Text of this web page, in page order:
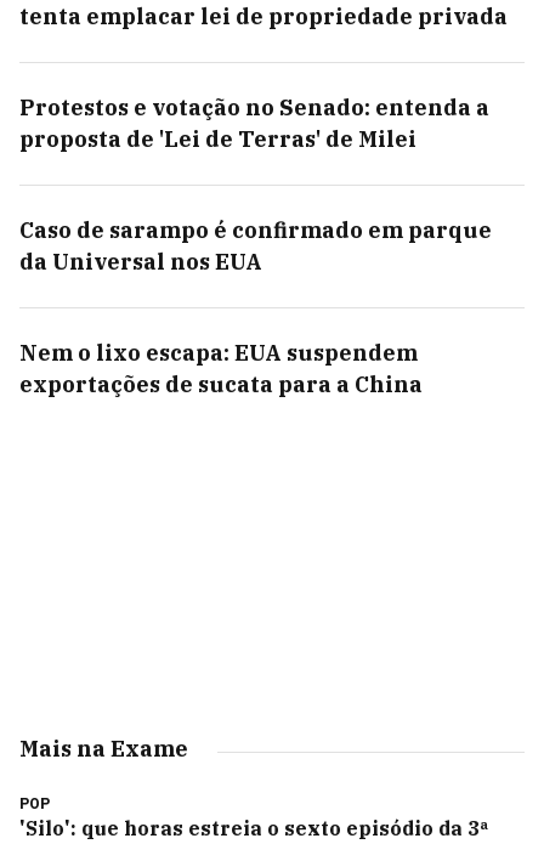
tenta emplacar lei de propriedade privada
Protestos e votação no Senado: entenda a
proposta de 'Lei de Terras' de Milei
Caso de sarampo é confirmado em parque
da Universal nos EUA
Nem o lixo escapa: EUA suspendem
exportações de sucata para a China
Mais na Exame
POP
'Silo': que horas estreia o sexto episódio da 3ª